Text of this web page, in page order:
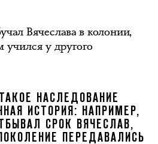
Вячеслава в колонии,
учился у другого
НАСЛЕДОВАНИЕ
ИСТОРИЯ: НАПРИМЕР,
СРОК ВЯЧЕСЛАВ,
ПЕРЕДАВАЛИСЬ